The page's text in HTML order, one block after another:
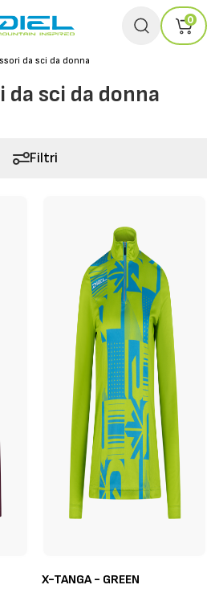
0
da sci da donna
da sci da donna
Filtri
X-TANGA - GREEN